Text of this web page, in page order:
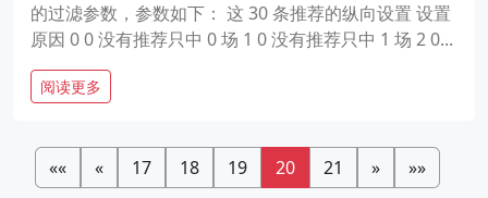
的过滤参数，参数如下： 这 30 条推荐的纵向设置 设置
原因 0 0 没有推荐只中 0 场 1 0 没有推荐只中 1 场 2 0...
阅读更多
«« « 17 18 19 20 21 » »»